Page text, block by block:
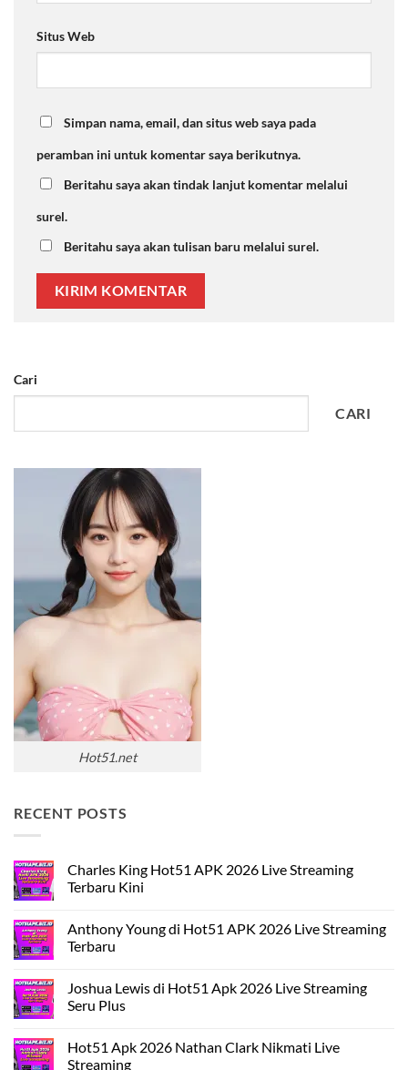
Situs Web
Simpan nama, email, dan situs web saya pada
peramban ini untuk komentar saya berikutnya.
Beritahu saya akan tindak lanjut komentar melalui
surel.
Beritahu saya akan tulisan baru melalui surel.
Cari
CARI
Hot51.net
RECENT POSTS
Charles King Hot51 APK 2026 Live Streaming
Terbaru Kini
komentar
pada
Charles
APK
2026
Live
Kini
Anthony Young di Hot51 APK 2026 Live Streaming
Terbaru
komentar
pada
Anthony
Hot51
APK
Joshua Lewis di Hot51 Apk 2026 Live Streaming
Seru Plus
komentar
pada
Hot51 Apk 2026 Nathan Clark Nikmati Live
Streaming